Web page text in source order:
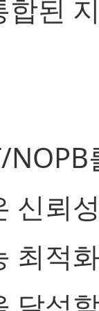
합된
신뢰
최적